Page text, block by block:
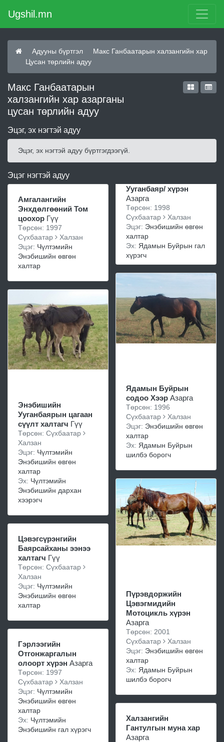
Ugshil.mn
Адууны бүртгэл
Макс Ганбаатарын халзангийн хар
Цусан төрлийн адуу
Макс Ганбаатарын
халзангийн хар азарганы
цусан төрлийн адуу
Эцэг, эх нэгтэй адуу
Эцэг, эх нэгтэй адуу бүртгэгдээгүй.
Эцэг нэгтэй адуу
Амгалангийн
Энхдөлгөөний Том
цоохор Гүү
Төрсөн: 1997
Сүхбаатар
Халзан
Эцэг: Чүлтэмийн
Энэбишийн өвгөн
халтар
Энэбишийн
Ууганбаярын цагаан
сүүлт халтагч Гүү
Төрсөн: Сүхбаатар
Халзан
Эцэг: Чүлтэмийн
Энэбишийн өвгөн
халтар
Эх: Чүлтэмийн
Энэбишийн дархан
хээрэгч
Цэвэгсүрэнгийн
Баярсайханы ээнээ
халтагч Гүү
Төрсөн: Сүхбаатар
Халзан
Эцэг: Чүлтэмийн
Энэбишийн өвгөн
халтар
Гэрлээгийн
Отгонжаргалын
олоорт хүрэн Азарга
Төрсөн: 1997
Сүхбаатар
Халзан
Эцэг: Чүлтэмийн
Энэбишийн өвгөн
халтар
Эх: Чүлтэмийн
Энэбишийн гал хүрэгч
Ууганбаяр/ хүрэн
Азарга
Төрсөн: 1998
Сүхбаатар
Халзан
Эцэг: Энэбишийн өвгөн
халтар
Эх: Ядамын Буйрын гал
хүрэгч
Ядамын Буйрын
содоо Хээр Азарга
Төрсөн: 1996
Сүхбаатар
Халзан
Эцэг: Энэбишийн өвгөн
халтар
Эх: Ядамын Буйрын
шилбэ борогч
Пүрэвдоржийн
Цэвэгмидийн
Мотоцикль хүрэн
Азарга
Төрсөн: 2001
Сүхбаатар
Халзан
Эцэг: Энэбишийн өвгөн
халтар
Эх: Ядамын Буйрын
шилбэ борогч
Халзангийн
Гантулгын муна хар
Азарга